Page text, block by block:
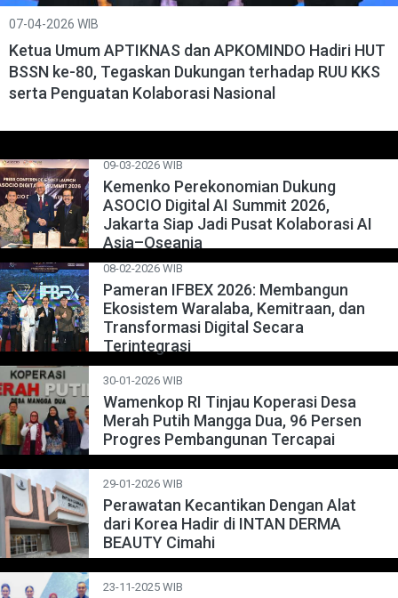
07-04-2026 WIB
Ketua Umum APTIKNAS dan APKOMINDO Hadiri HUT
BSSN ke-80, Tegaskan Dukungan terhadap RUU KKS
serta Penguatan Kolaborasi Nasional
09-03-2026 WIB
Kemenko Perekonomian Dukung
ASOCIO Digital AI Summit 2026,
Jakarta Siap Jadi Pusat Kolaborasi AI
Asia–Oseania
08-02-2026 WIB
Pameran IFBEX 2026: Membangun
Ekosistem Waralaba, Kemitraan, dan
Transformasi Digital Secara
Terintegrasi
30-01-2026 WIB
Wamenkop RI Tinjau Koperasi Desa
Merah Putih Mangga Dua, 96 Persen
Progres Pembangunan Tercapai
29-01-2026 WIB
Perawatan Kecantikan Dengan Alat
dari Korea Hadir di INTAN DERMA
BEAUTY Cimahi
23-11-2025 WIB